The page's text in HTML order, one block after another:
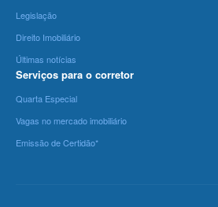
Legislação
Direito Imobiliário
Últimas notícias
Serviços para o corretor
Quarta Especial
Vagas no mercado imobiliário
Emissão de Certidão*